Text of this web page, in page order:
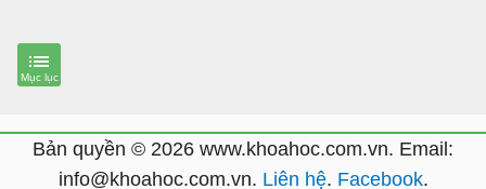
Bản quyền © 2026 www.khoahoc.com.vn. Email:
info@khoahoc.com.vn. Liên hệ. Facebook.